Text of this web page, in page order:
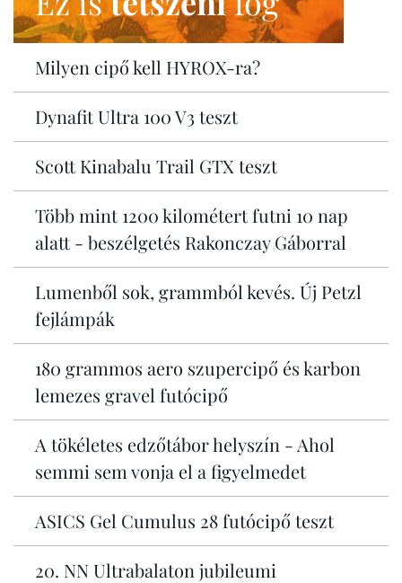
Milyen cipő kell HYROX-ra?
Dynafit Ultra 100 V3 teszt
Scott Kinabalu Trail GTX teszt
Több mint 1200 kilométert futni 10 nap
alatt - beszélgetés Rakonczay Gáborral
Lumenből sok, grammból kevés. Új Petzl
fejlámpák
180 grammos aero szupercipő és karbon
lemezes gravel futócipő
A tökéletes edzőtábor helyszín - Ahol
semmi sem vonja el a figyelmedet
ASICS Gel Cumulus 28 futócipő teszt
20. NN Ultrabalaton jubileumi